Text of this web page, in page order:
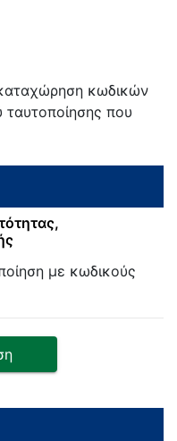
κωδικών
που
με κωδικούς